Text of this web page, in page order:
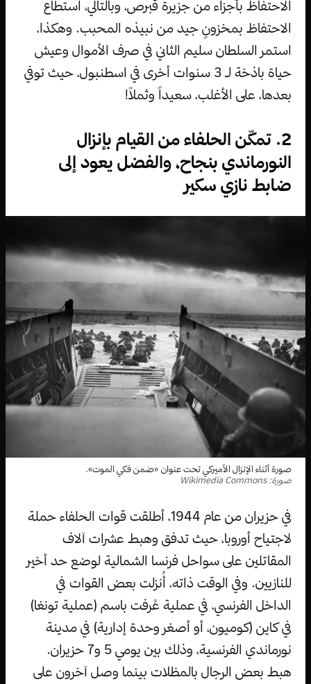
الاحتفاظ بأجزاء من جزيرة قبرص، وبالتالي، استطاع
الاحتفاظ بمخزونٍ جيد من نبيذه المحبب. وهكذا،
استمر السلطان سليم الثاني في صرف الأموال وعيش
حياة باذخة لـ 3 سنوات أخرى في اسطنبول، حيث توفي
بعدها، على الأغلب، سعيداً وثملاً!
2. تمكّن الحلفاء من القيام بإنزال
النورماندي بنجاح، والفضل يعود إلى
ضابط نازي سكير
صورة أثناء الإنزال الأميركي تحت عنوان «ضمن فكي الموت».
صورة: Wikimedia Commons
في حزيران من عام 1944، أطلقت قوات الحلفاء حملة
لاجتياح أوروبا، حيث تدفق وهبط عشرات آلاف
المقاتلين على سواحل فرنسا الشمالية لوضع حد أخير
للنازيين. وفي الوقت ذاته، أُنزلت بعض القوات في
الداخل الفرنسي، في عملية عُرفت باسم (عملية تونغا)
في كاين (كوميون، أو أصغر وحدة إدارية) في مدينة
نورماندي الفرنسية، وذلك بين يومي 5 و7 حزيران.
هبط بعض الرجال بالمظلات بينما وصل آخرون على